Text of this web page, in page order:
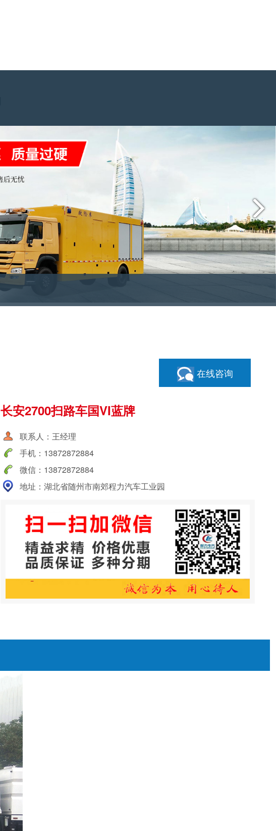
在线咨询
长安2700扫路车国VI蓝牌
联系人：王经理
手机：13872872884
微信：13872872884
地址：湖北省随州市南郊程力汽车工业园